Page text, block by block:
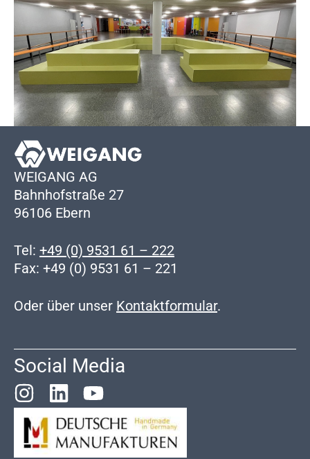
WEIGANG AG
Bahnhofstraße 27
96106 Ebern
Tel: +49 (0) 9531 61 – 222
Fax: +49 (0) 9531 61 – 221
Oder über unser Kontaktformular.
Social Media